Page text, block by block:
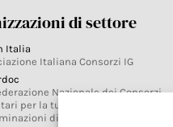
di settore
Italia
Italiana Consorzi IG
Nazionale dei Consorzi
per la tutela delle
di origine